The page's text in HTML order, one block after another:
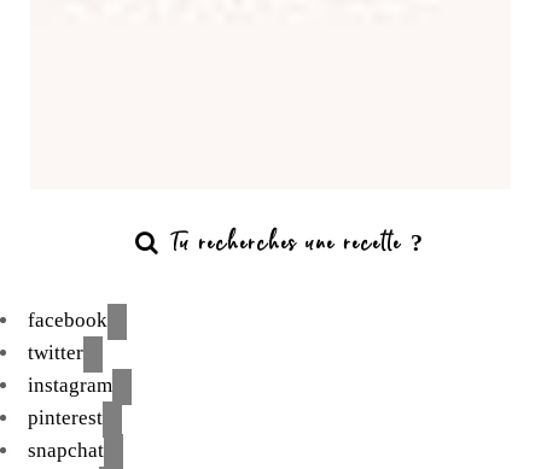
facebook
twitter
instagram
pinterest
snapchat